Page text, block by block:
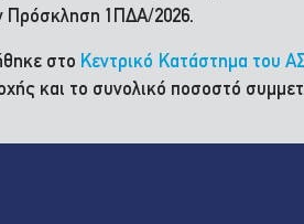
Πρόσκληση 1ΠΔΑ/2026.
στο Κεντρικό Κατάστημα του
και το συνολικό ποσοστό